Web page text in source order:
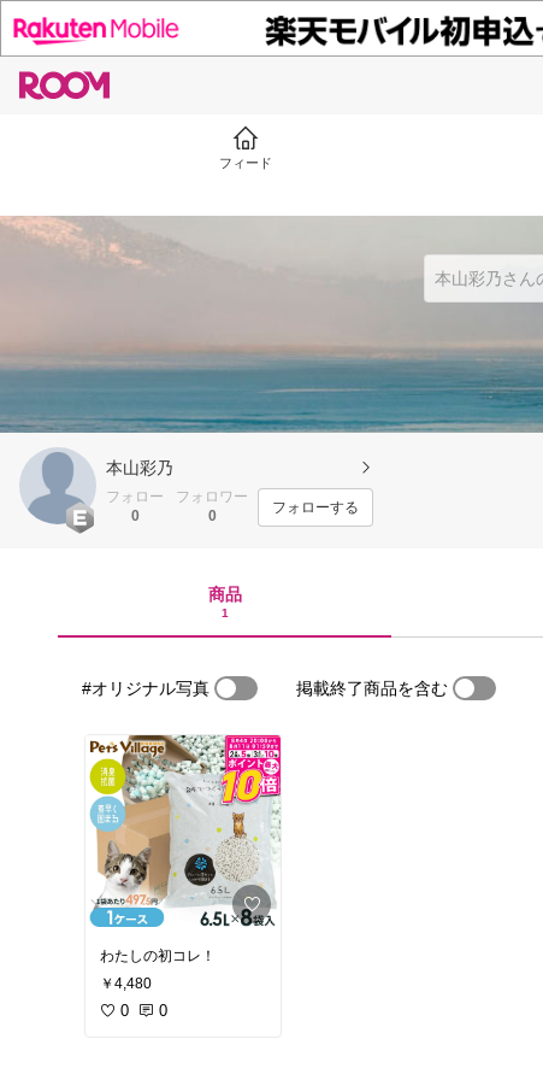
フィード
本山彩乃
フォロー
0
フォロワー
0
フォローする
商品
1
#オリジナル写真 掲載終了商品を含む
わたしの初コレ！
￥4,480
0 0